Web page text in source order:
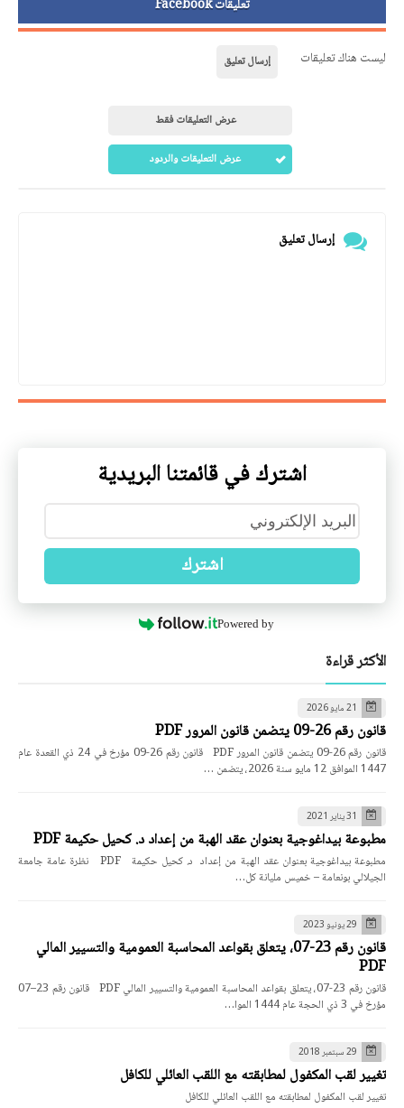
تعليقات Facebook
ليست هناك تعليقات إرسال تعليق
عرض التعليقات فقط
عرض التعليقات والردود
إرسال تعليق
اشترك في قائمتنا البريدية
اشترك
Powered by
الأكثر قراءة
21 مايو 2026
قانون رقم 26-09 يتضمن قانون المرور PDF
قانون رقم 26-09 يتضمن قانون المرور PDF قانون رقم 26-09 مؤرخ في 24 ذي القعدة عام
1447 الموافق 12 مايو سنة 2026، يتضمن …
31 يناير 2021
مطبوعة بيداغوجية بعنوان عقد الهبة من إعداد د. كحيل حكيمة PDF
مطبوعة بيداغوجية بعنوان عقد الهبة من إعداد د. كحيل حكيمة PDF نظرة عامة جامعة
الجيلالي بونعامة – خميس مليانة كل…
29 يونيو 2023
قانون رقم 23-07، يتعلق بقواعد المحاسبة العمومية والتسيير المالي
PDF
قانون رقم 23-07، يتعلق بقواعد المحاسبة العمومية والتسيير المالي PDF قانون رقم 23–07
مؤرخ في 3 ذي الحجة عام 1444 الموا…
29 سبتمبر 2018
تغيير لقب المكفول لمطابقته مع اللقب العائلي للكافل
تغيير لقب المكفول لمطابقته مع اللقب العائلي للكافل